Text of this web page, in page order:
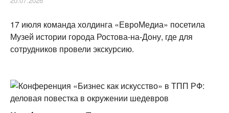
17 июля команда холдинга «ЕвроМедиа» посетила
Музей истории города Ростова-на-Дону, где для
сотрудников провели экскурсию.